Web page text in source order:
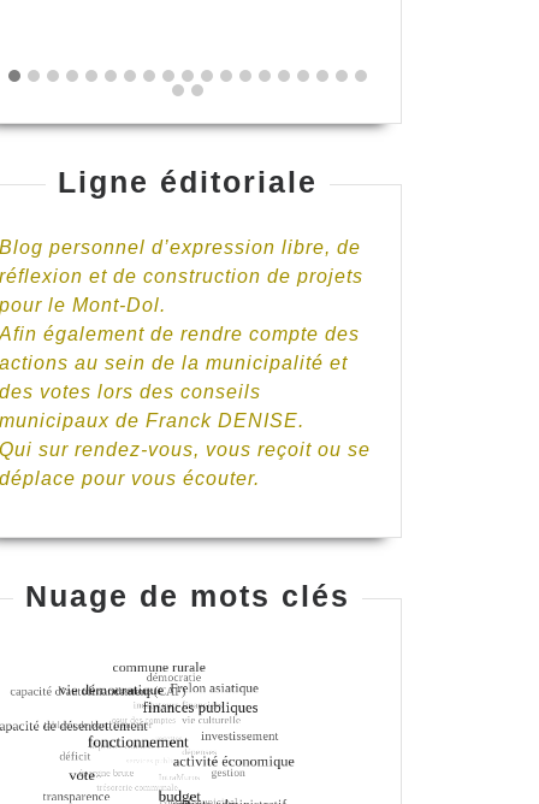
Ligne éditoriale
Blog personnel d’expression libre, de
réflexion et de construction de projets
pour le Mont-Dol.
Afin également de rendre compte des
actions au sein de la municipalité et
des votes lors des conseils
municipaux de Franck DENISE.
Qui sur rendez-vous, vous reçoit ou se
déplace pour vous écouter.
Nuage de mots clés